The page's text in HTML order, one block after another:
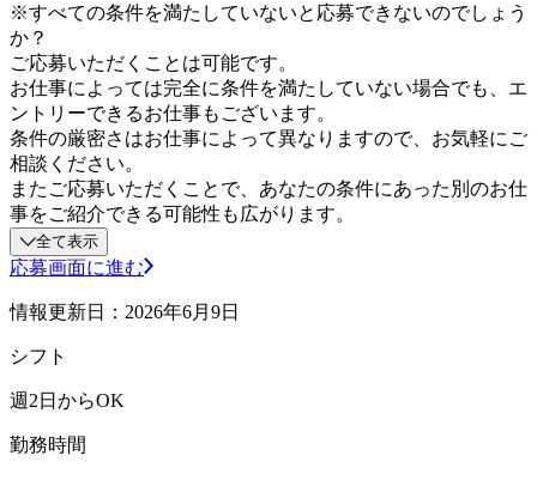
※すべての条件を満たしていないと応募できないのでしょう
か？
ご応募いただくことは可能です。
お仕事によっては完全に条件を満たしていない場合でも、エ
ントリーできるお仕事もございます。
条件の厳密さはお仕事によって異なりますので、お気軽にご
相談ください。
またご応募いただくことで、あなたの条件にあった別のお仕
事をご紹介できる可能性も広がります。
全て表示
応募画面に進む
情報更新日：2026年6月9日
シフト
週2日からOK
勤務時間